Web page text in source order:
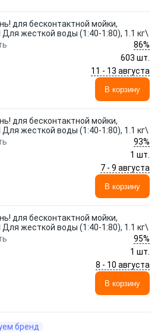
для бесконтактной мойки,
Для жесткой воды (1:40-1:80), 1.1 кг\
86%
603 шт.
11 - 13 августа
В корзину
для бесконтактной мойки,
Для жесткой воды (1:40-1:80), 1.1 кг\
93%
1 шт.
7 - 9 августа
В корзину
для бесконтактной мойки,
Для жесткой воды (1:40-1:80), 1.1 кг\
95%
1 шт.
8 - 10 августа
В корзину
бренд